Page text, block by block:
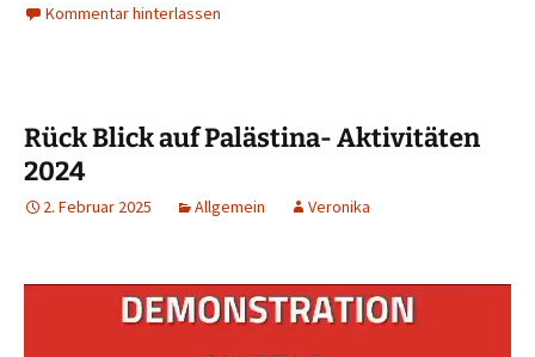
Kommentar hinterlassen
Rück Blick auf Palästina- Aktivitäten
2024
2. Februar 2025 Allgemein Veronika